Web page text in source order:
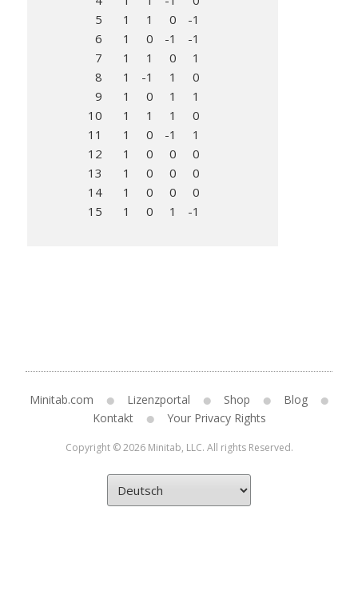
5
1 1 0
-1
6
1 0 -1
-1
7
1 1 0
1
8
1 -1 1
0
9
1 0 1
1
10
1 1 1
0
11
1 0 -1
1
12
1 0 0
0
13
1 0 0
0
14
1 0 0
0
15
1 0 1 -1
Minitab.com Lizenzportal Shop
Blog
Kontakt
Your Privacy Rights
Copyright © 2026 Minitab, LLC. All rights Reserved.